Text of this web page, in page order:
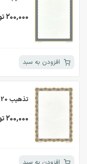
200,000 تومان
افزودن به سبد
تذهیب 120 گرمی A4 کد 2103
200,000 تومان